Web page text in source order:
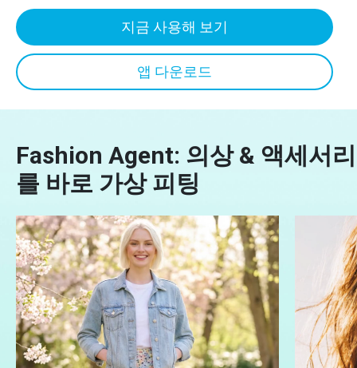
지금 사용해 보기
앱 다운로드
Fashion Agent: 의상 & 액세서리
를 바로 가상 피팅